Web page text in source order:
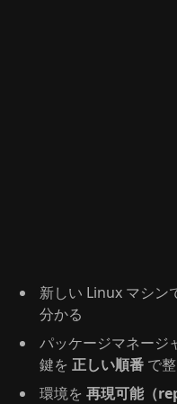
新しい Linux マシン
分かる
パッケージマネージ
鍵を 正しい順番 で
環境を 再現可能（